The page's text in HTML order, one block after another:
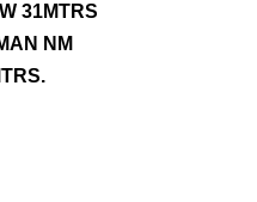
31MTRS
NM